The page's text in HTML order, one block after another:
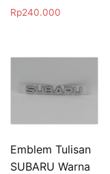
Rp240.000
Emblem Tulisan
SUBARU Warna